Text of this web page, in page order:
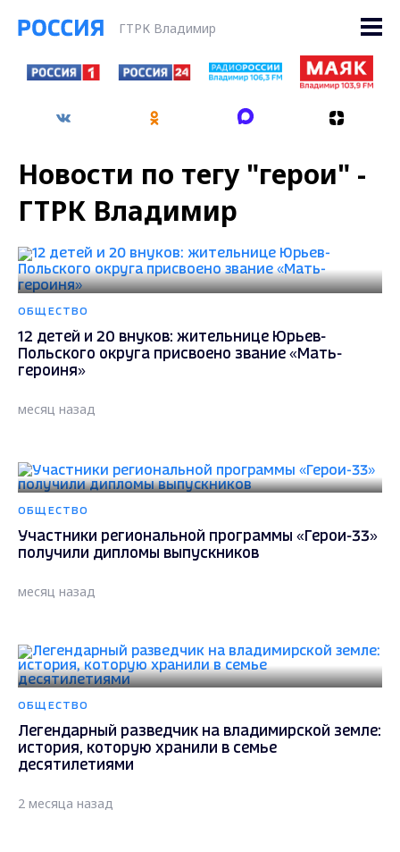
ГТРК Владимир
Новости по тегу "герои" -
ГТРК Владимир
ОБЩЕСТВО
12 детей и 20 внуков: жительнице Юрьев-
Польского округа присвоено звание «Мать-
героиня»
месяц назад
ОБЩЕСТВО
Участники региональной программы «Герои-33»
получили дипломы выпускников
месяц назад
ОБЩЕСТВО
Легендарный разведчик на владимирской земле:
история, которую хранили в семье
десятилетиями
2 месяца назад